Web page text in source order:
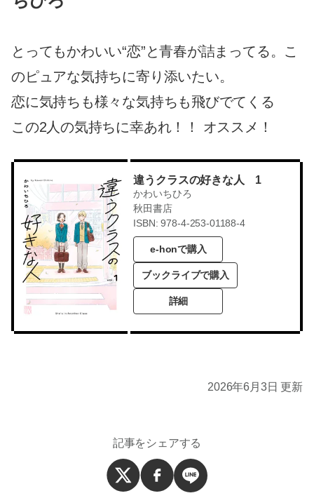
とってもかわいい“恋”と青春が詰まってる。こ
のピュアな気持ちに寄り添いたい。
恋に気持ちも様々な気持ちも飛びでてくる
この2人の気持ちに幸あれ！！ オススメ！
違うクラスの好きな人 1
かわいちひろ
秋田書店
ISBN: 978-4-253-01188-4
e-honで購入
ブックライブで購入
詳細
2026年6月3日 更新
記事をシェアする